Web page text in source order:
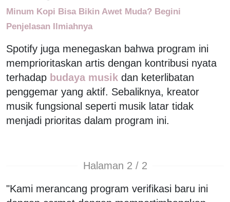
Minum Kopi Bisa Bikin Awet Muda? Begini
Penjelasan Ilmiahnya
Spotify juga menegaskan bahwa program ini
memprioritaskan artis dengan kontribusi nyata
terhadap budaya musik dan keterlibatan
penggemar yang aktif. Sebaliknya, kreator
musik fungsional seperti musik latar tidak
menjadi prioritas dalam program ini.
Halaman 2 / 2
"Kami merancang program verifikasi baru ini